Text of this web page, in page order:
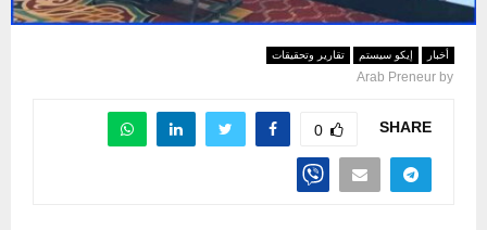
أخبار إيكو سيستم تقارير وتحقيقات
by
Arab Preneur
SHARE
0